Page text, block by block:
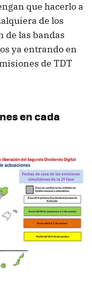
que hacerlo a
de los
de las bandas
ya entrando en
de TDT
en cada